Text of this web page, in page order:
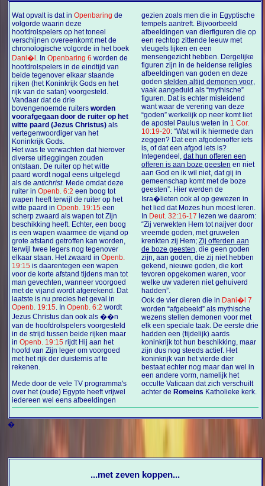
Wat opvalt is dat inOpenbaring de
volgorde waarin deze
hoofdrolspelers op het toneel
verschijnen overeenkomt met de
chronologische volgorde in het boek
Dani�l . InOpenbaring 6 worden de
hoofdrolspelers in de eindtijd van
beide tegenover elkaar staande
rijken (het Koninkrijk Gods en het
rijk van de satan) voorgesteld.
Vandaar dat de drie
bovengenoemde ruitersworden
voorafgegaan door de ruiter op het
witte paard (Jezus Christus) als
vertegenwoordiger van het
Koninkrijk Gods.
Het was te verwachten dat hierover
diverse uitleggingen zouden
ontstaan. De ruiter op het witte
paard wordt nogal eens uitgelegd
als deantichrist. Mede omdat deze
ruiter inOpenb. 6:2 een boog tot
wapen heeft terwijl de ruiter op het
witte paard inOpenb. 19:15 een
scherp zwaard als wapen tot Zijn
beschikking heeft. Echter, een boog
is een wapen waarmee de vijand op
grote afstand getroffen kan worden,
terwijl twee legers nog tegenover
elkaar staan. Het zwaard inOpenb.
19:15 is daarentegen een wapen
voor de korte afstand tijdens man tot
man gevechten, wanneer voorgoed
met de vijand wordt afgerekend. Dat
laatste is nu precies het geval in
Openb. 19:15. InOpenb. 6:2 wordt
Jezus Christus dan ook als ��n
van de hoofdrolspelers voorgesteld
in de strijd tussen beide rijken maar
inOpenb. 19:15 rijdt Hij aan het
hoofd van Zijn leger om voorgoed
met het rijk der duisternis af te
rekenen.
Mede door de vele TV programma's
over het (oude) Egypte heeft vrijwel
iedereen wel eens afbeeldingen
gezien zoals men die in Egyptische
tempels aantreft. Bijvoorbeeld
afbeeldingen van dierfiguren die op
een rechtop zittende leeuw met
vleugels lijken en een
mensengezicht hebben. Dergelijke
figuren zijn in de heidense religies
afbeeldingen van goden en deze
goden stelden altijd demonen voor,
vaak aangeduid als “mythische”
figuren. Dat is echter misleidend
want waar de verering van deze
“goden” werkelijk op neer komt liet
de apostel Paulus weten in 1 Cor.
10:19-20: “Wat wil ik hiermede dan
zeggen? Dat een afgodenoffer iets
is, of dat een afgod iets is?
Integendeel, dat hun offeren een
offeren is aan boze geesten en niet
aan God en ik wil niet, dat gij in
gemeenschap komt met de boze
geesten”. Hier werden de
Isra�lieten ook al op gewezen in
het lied dat Mozes hun moest leren.
In Deut. 32:16-17 lezen we daarom:
“Zij verwekten Hem tot naijver door
vreemde goden, met gruwelen
krenkten zij Hem; Zij offerden aan
de boze geesten, die geen goden
zijn, aan goden, die zij niet hebben
gekend, nieuwe goden, die kort
tevoren opgekomen waren, voor
welke uw vaderen niet gehuiverd
hadden”.
Ook de vier dieren die in Dani�l 7
worden “afgebeeld” als mythische
wezens stellen demonen voor met
elk een speciale taak. De eerste drie
hadden een (tijdelijk) aards
koninkrijk tot hun beschikking, maar
zijn dus nog steeds actief. Het
koninkrijk van het vierde dier
bestaat echter nog maar dan wel in
een andere vorm, namelijk het
occulte Vaticaan dat zich verschuilt
achter de Romeins Katholieke kerk.
�
...met zeven koppen...